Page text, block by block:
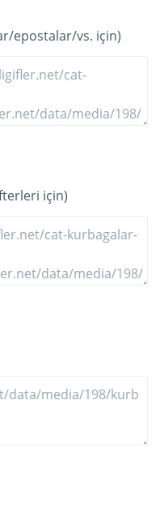
epostalar/vs. için)
için)